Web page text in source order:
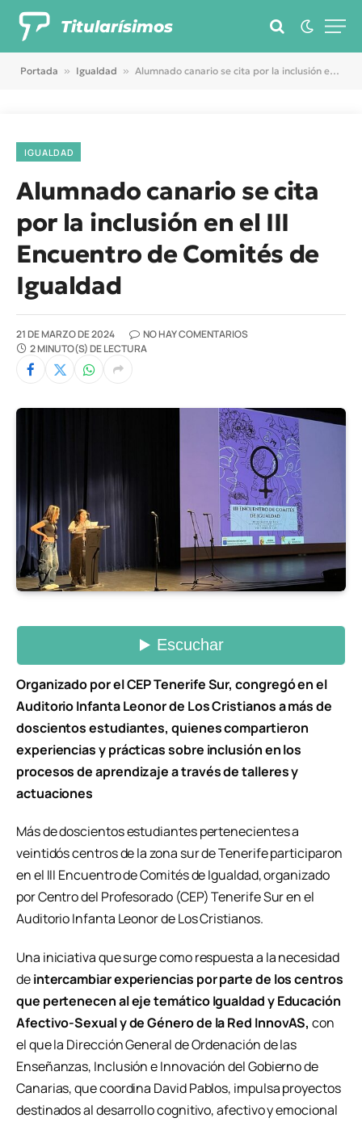
Titularísimos
Portada » Igualdad » Alumnado canario se cita por la inclusión en el III Encuentro de Comités de Igualdad
IGUALDAD
Alumnado canario se cita
por la inclusión en el III
Encuentro de Comités de
Igualdad
21 DE MARZO DE 2024
NO HAY COMENTARIOS
2 MINUTO(S) DE LECTURA
Organizado por el CEP Tenerife Sur, congregó en el
Auditorio Infanta Leonor de Los Cristianos a más de
doscientos estudiantes, quienes compartieron
experiencias y prácticas sobre inclusión en los
procesos de aprendizaje a través de talleres y
actuaciones
Más de doscientos estudiantes pertenecientes a
veintidós centros de la zona sur de Tenerife participaron
en el III Encuentro de Comités de Igualdad, organizado
por Centro del Profesorado (CEP) Tenerife Sur en el
Auditorio Infanta Leonor de Los Cristianos.
Una iniciativa que surge como respuesta a la necesidad
deintercambiar experiencias por parte de los centros
que pertenecen al eje temático Igualdad y Educación
Afectivo-Sexual y de Género de la Red InnovAS, con
el que la Dirección General de Ordenación de las
Enseñanzas, Inclusión e Innovación del Gobierno de
Canarias, que coordina David Pablos, impulsa proyectos
destinados al desarrollo cognitivo, afectivo y emocional